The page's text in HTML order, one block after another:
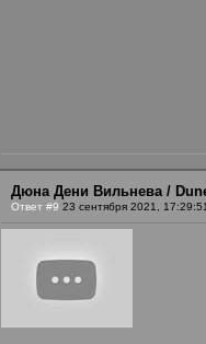
Дюна Дени Вильнева /
Ответ #9 23 сентября 2021, 17:29:51